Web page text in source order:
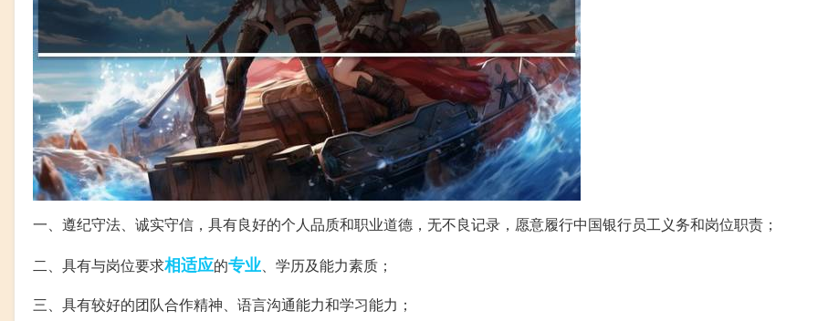
一、遵纪守法、诚实守信，具有良好的个人品质和职业道德，无不良记录，愿意履行中国银行员工义务和岗位职责；
二、具有与岗位要求相适应的专业、学历及能力素质；
三、具有较好的团队合作精神、语言沟通能力和学习能力；